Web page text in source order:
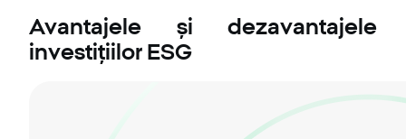
Avantajele și dezavantajele
investițiilor ESG